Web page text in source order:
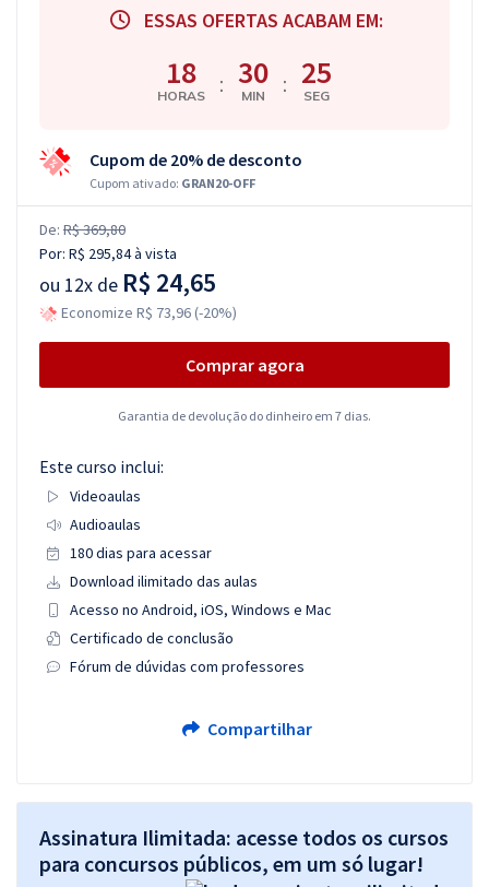
ESSAS OFERTAS ACABAM EM:
18
HORAS : 30
MIN : 25
SEG
Cupom de 20% de desconto
Cupom ativado: GRAN20-OFF
De: R$ 369,80
Por: R$ 295,84à vista
ou 12x de R$ 24,65
Economize R$ 73,96 (-20%)
Comprar agora
Garantia de devolução do dinheiro em 7 dias.
Este curso inclui:
Videoaulas
Audioaulas
180 dias para acessar
Download ilimitado das aulas
Acesso no Android, iOS, Windows e Mac
Certificado de conclusão
Fórum de dúvidas com professores
Compartilhar
Assinatura Ilimitada: acesse todos os cursos
para concursos públicos, em um só lugar!